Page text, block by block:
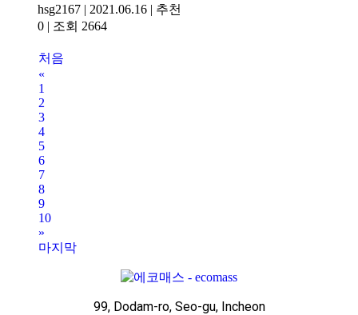
hsg2167 | 2021.06.16 | 추천
0 | 조회 2664
처음
«
1
2
3
4
5
6
7
8
9
10
»
마지막
99, Dodam-ro, Seo-gu, Incheon